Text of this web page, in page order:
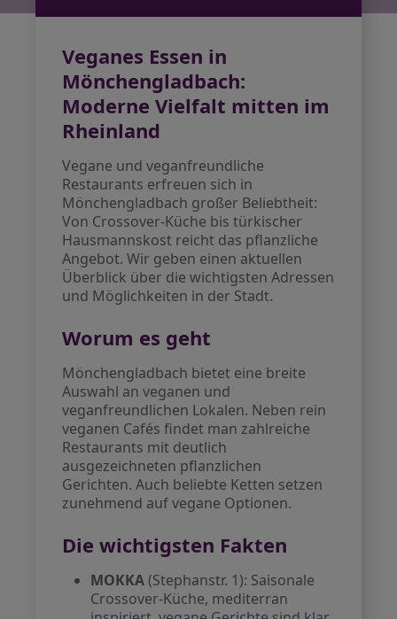
Veganes Essen in
Mönchengladbach:
Moderne Vielfalt mitten im
Rheinland
Vegane und veganfreundliche
Restaurants erfreuen sich in
Mönchengladbach großer Beliebtheit:
Von Crossover-Küche bis türkischer
Hausmannskost reicht das pflanzliche
Angebot. Wir geben einen aktuellen
Überblick über die wichtigsten Adressen
und Möglichkeiten in der Stadt.
Worum es geht
Mönchengladbach bietet eine breite
Auswahl an veganen und
veganfreundlichen Lokalen. Neben rein
veganen Cafés findet man zahlreiche
Restaurants mit deutlich
ausgezeichneten pflanzlichen
Gerichten. Auch beliebte Ketten setzen
zunehmend auf vegane Optionen.
Die wichtigsten Fakten
MOKKA(Stephanstr. 1): Saisonale
Crossover-Küche, mediterran